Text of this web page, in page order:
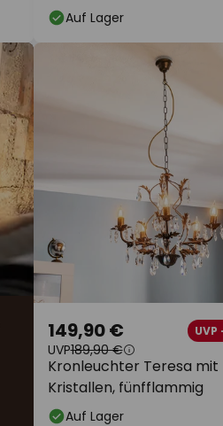
Auf Lager
Kronleuchter Teresa mit
Kristallen, fünfflammig
149,90 €
UVP189,90 €
Auf Lager